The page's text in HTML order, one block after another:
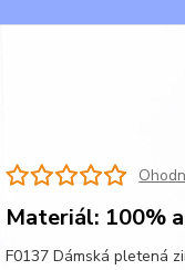
Materiál: 100%
F0137 Dámská pletená